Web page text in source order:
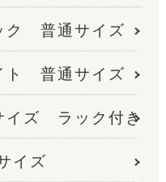
ク 普通サイズ
ト 普通サイズ
イズ ラック付き
イズ